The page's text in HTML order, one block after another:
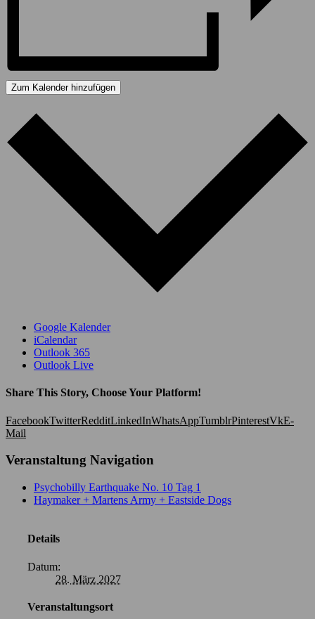
Zum Kalender hinzufügen
Google Kalender
iCalendar
Outlook 365
Outlook Live
Share This Story, Choose Your Platform!
FacebookTwitterRedditLinkedInWhatsAppTumblrPinterestVkE-
Mail
Veranstaltung Navigation
Psychobilly Earthquake No. 10 Tag 1
Haymaker + Martens Army + Eastside Dogs
Details
Datum:
28. März 2027
Veranstaltungsort